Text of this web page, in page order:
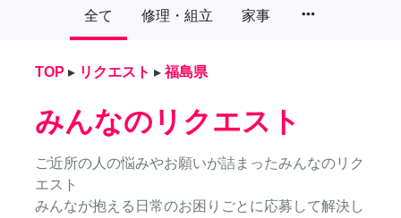
全て 修理・組立 家事 more_horiz
TOP ▸ リクエスト ▸ 福島県
みんなのリクエスト
ご近所の人の悩みやお願いが詰まったみんなのリク
エスト
みんなが抱える日常のお困りごとに応募して解決し